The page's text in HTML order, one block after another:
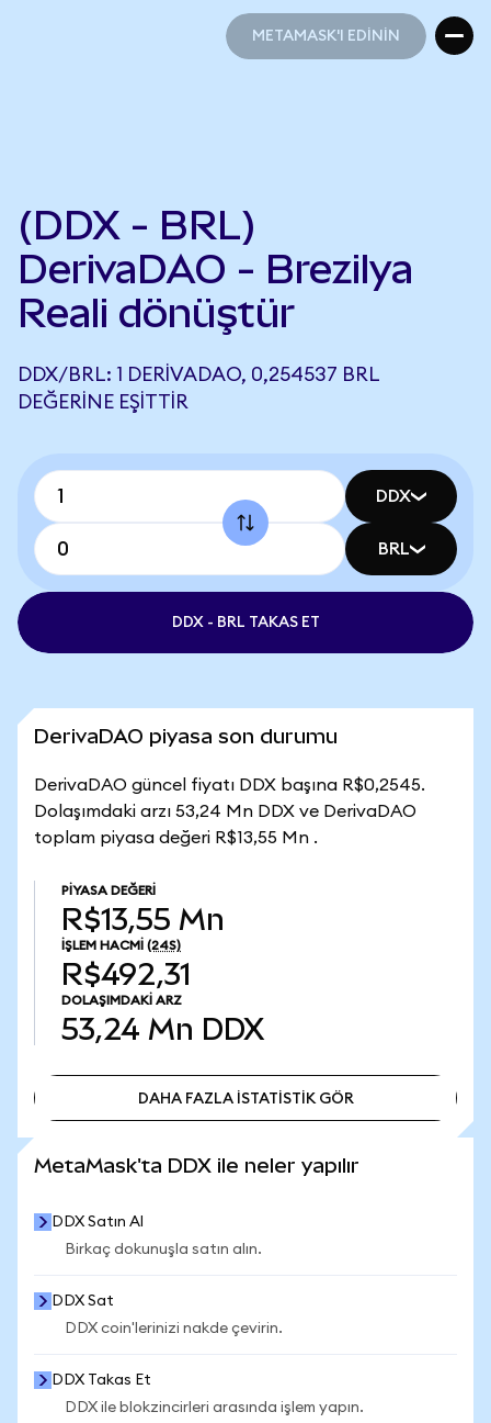
METAMASK'I EDİNİN
(DDX - BRL)
DerivaDAO - Brezilya
Reali dönüştür
DDX/BRL: 1 DERIVADAO, 0,254537 BRL
DEĞERINE EŞITTIR
DDX
BRL
DDX - BRL TAKAS ET
DerivaDAO piyasa son durumu
DerivaDAO güncel fiyatı DDX başına R$0,2545.
Dolaşımdaki arzı 53,24 Mn DDX ve DerivaDAO
toplam piyasa değeri R$13,55 Mn .
PIYASA DEĞERI
R$13,55 Mn
İŞLEM HACMI (24S)
R$492,31
DOLAŞIMDAKI ARZ
53,24 Mn DDX
DAHA FAZLA İSTATİSTİK GÖR
MetaMask'ta DDX ile neler yapılır
DDX Satın Al
Birkaç dokunuşla satın alın.
DDX Sat
DDX coin'lerinizi nakde çevirin.
DDX Takas Et
DDX ile blokzincirleri arasında işlem yapın.